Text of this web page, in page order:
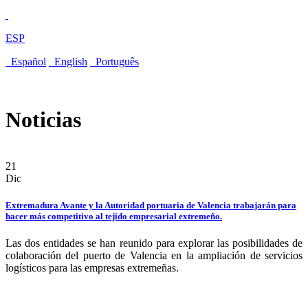
ESP
Español
English Português
Noticias
21
Dic
Extremadura Avante y la Autoridad portuaria de Valencia trabajarán para
hacer más competitivo al tejido empresarial extremeño.
Las dos entidades se han reunido para explorar las posibilidades de
colaboración del puerto de Valencia en la ampliación de servicios
logísticos para las empresas extremeñas.